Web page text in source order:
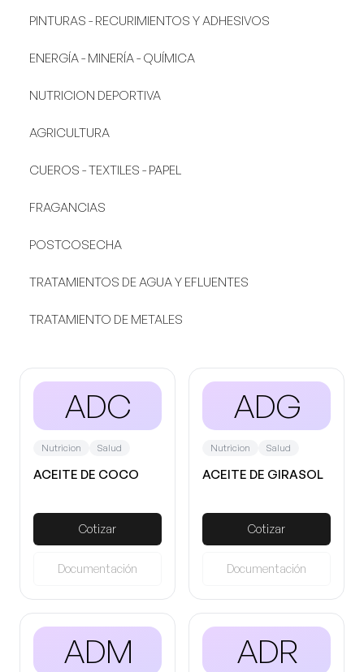
PINTURAS - RECURIMIENTOS Y ADHESIVOS
ENERGÍA - MINERÍA - QUÍMICA
NUTRICION DEPORTIVA
AGRICULTURA
CUEROS - TEXTILES - PAPEL
FRAGANCIAS
POSTCOSECHA
TRATAMIENTOS DE AGUA Y EFLUENTES
TRATAMIENTO DE METALES
ADC
Nutricion Salud
ACEITE DE COCO
Cotizar
Documentación
ADG
Nutricion Salud
ACEITE DE GIRASOL
Cotizar
Documentación
ADM ADR